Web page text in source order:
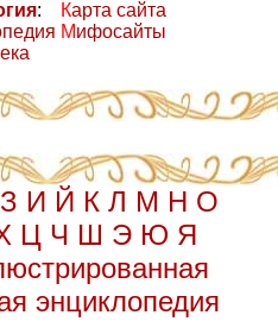
:
Карта сайта
Мифосайты
З И Й К Л М Н О
Ц Ч Ш Э Ю Я
энциклопедия